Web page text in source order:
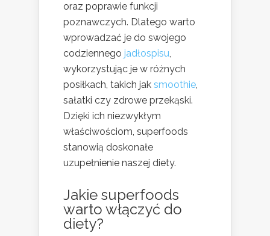
oraz poprawie funkcji
poznawczych. Dlatego warto
wprowadzać je do swojego
codziennego jadłospisu,
wykorzystując je w różnych
posiłkach, takich jak smoothie,
sałatki czy zdrowe przekąski.
Dzięki ich niezwykłym
właściwościom, superfoods
stanowią doskonałe
uzupełnienie naszej diety.
Jakie superfoods
warto włączyć do
diety?